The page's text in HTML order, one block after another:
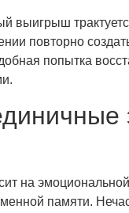
выигрыш
повторно
попытка
на
памяти.